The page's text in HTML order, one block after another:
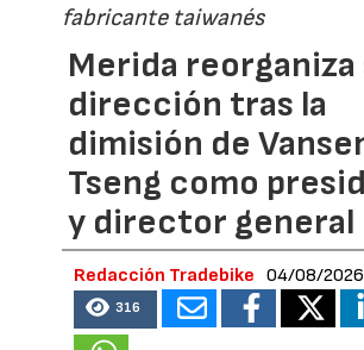
fabricante taiwanés
Merida reorganiza
dirección tras la
dimisión de
Tseng como
y director general
Redacción Tradebike 04/08/2026
316